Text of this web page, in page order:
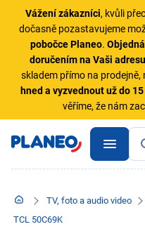
Vážení zákazníci, kvůli
dočasně pozastavujeme
pobočce Planeo.
doručením na Vaši
skladem přímo na
hned a vyzvednout už do
věříme, že nám
TV, foto a audio video
TCL 50C69K